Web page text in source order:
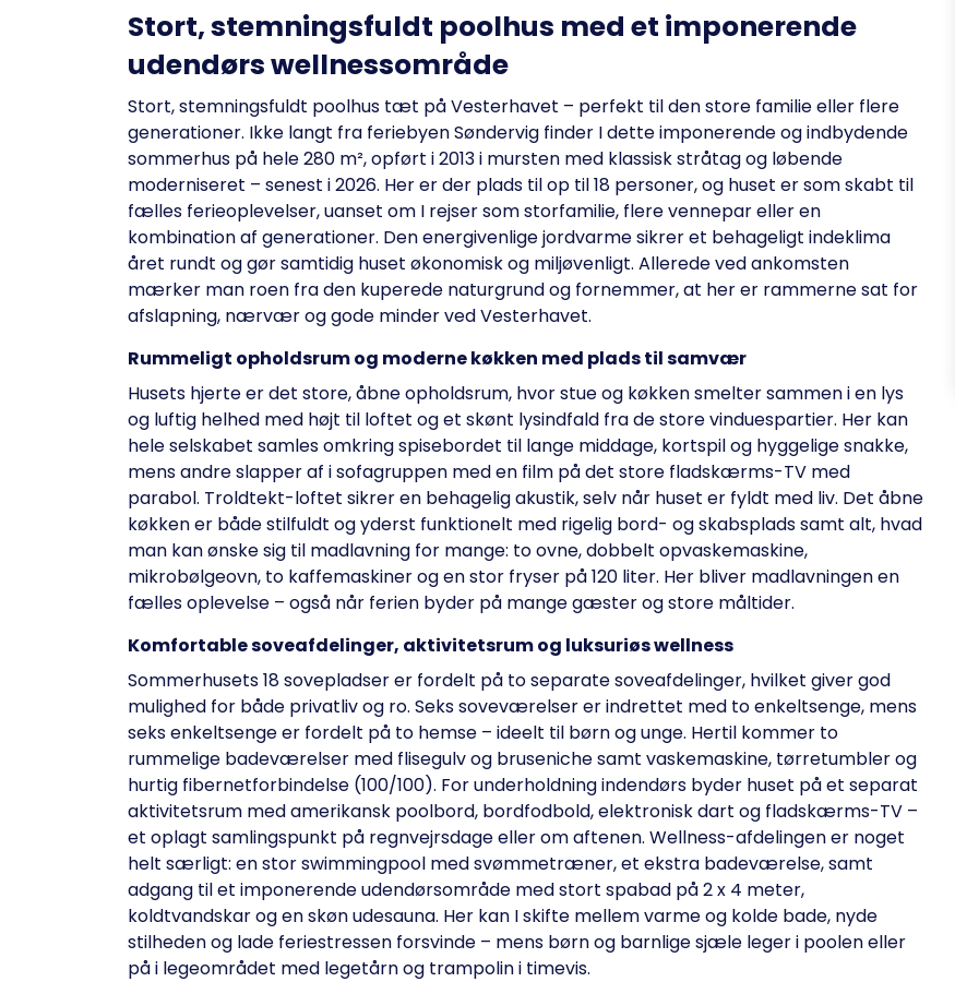
Stort, stemningsfuldt poolhus med et imponerende
udendørs wellnessområde
Stort, stemningsfuldt poolhus tæt på Vesterhavet – perfekt til den store familie eller flere
generationer. Ikke langt fra feriebyen Søndervig finder I dette imponerende og indbydende
sommerhus på hele 280 m², opført i 2013 i mursten med klassisk stråtag og løbende
moderniseret – senest i 2026. Her er der plads til op til 18 personer, og huset er som skabt til
fælles ferieoplevelser, uanset om I rejser som storfamilie, flere vennepar eller en
kombination af generationer. Den energivenlige jordvarme sikrer et behageligt indeklima
året rundt og gør samtidig huset økonomisk og miljøvenligt. Allerede ved ankomsten
mærker man roen fra den kuperede naturgrund og fornemmer, at her er rammerne sat for
afslapning, nærvær og gode minder ved Vesterhavet.
Rummeligt opholdsrum og moderne køkken med plads til samvær
Husets hjerte er det store, åbne opholdsrum, hvor stue og køkken smelter sammen i en lys
og luftig helhed med højt til loftet og et skønt lysindfald fra de store vinduespartier. Her kan
hele selskabet samles omkring spisebordet til lange middage, kortspil og hyggelige snakke,
mens andre slapper af i sofagruppen med en film på det store fladskærms-TV med
parabol. Troldtekt-loftet sikrer en behagelig akustik, selv når huset er fyldt med liv. Det åbne
køkken er både stilfuldt og yderst funktionelt med rigelig bord- og skabsplads samt alt, hvad
man kan ønske sig til madlavning for mange: to ovne, dobbelt opvaskemaskine,
mikrobølgeovn, to kaffemaskiner og en stor fryser på 120 liter. Her bliver madlavningen en
fælles oplevelse – også når ferien byder på mange gæster og store måltider.
Komfortable soveafdelinger, aktivitetsrum og luksuriøs wellness
Sommerhusets 18 sovepladser er fordelt på to separate soveafdelinger, hvilket giver god
mulighed for både privatliv og ro. Seks soveværelser er indrettet med to enkeltsenge, mens
seks enkeltsenge er fordelt på to hemse – ideelt til børn og unge. Hertil kommer to
rummelige badeværelser med flisegulv og bruseniche samt vaskemaskine, tørretumbler og
hurtig fibernetforbindelse (100/100). For underholdning indendørs byder huset på et separat
aktivitetsrum med amerikansk poolbord, bordfodbold, elektronisk dart og fladskærms-TV –
et oplagt samlingspunkt på regnvejrsdage eller om aftenen. Wellness-afdelingen er noget
helt særligt: en stor swimmingpool med svømmetræner, et ekstra badeværelse, samt
adgang til et imponerende udendørsområde med stort spabad på 2 x 4 meter,
koldtvandskar og en skøn udesauna. Her kan I skifte mellem varme og kolde bade, nyde
stilheden og lade feriestressen forsvinde – mens børn og barnlige sjæle leger i poolen eller
på i legeområdet med legetårn og trampolin i timevis.